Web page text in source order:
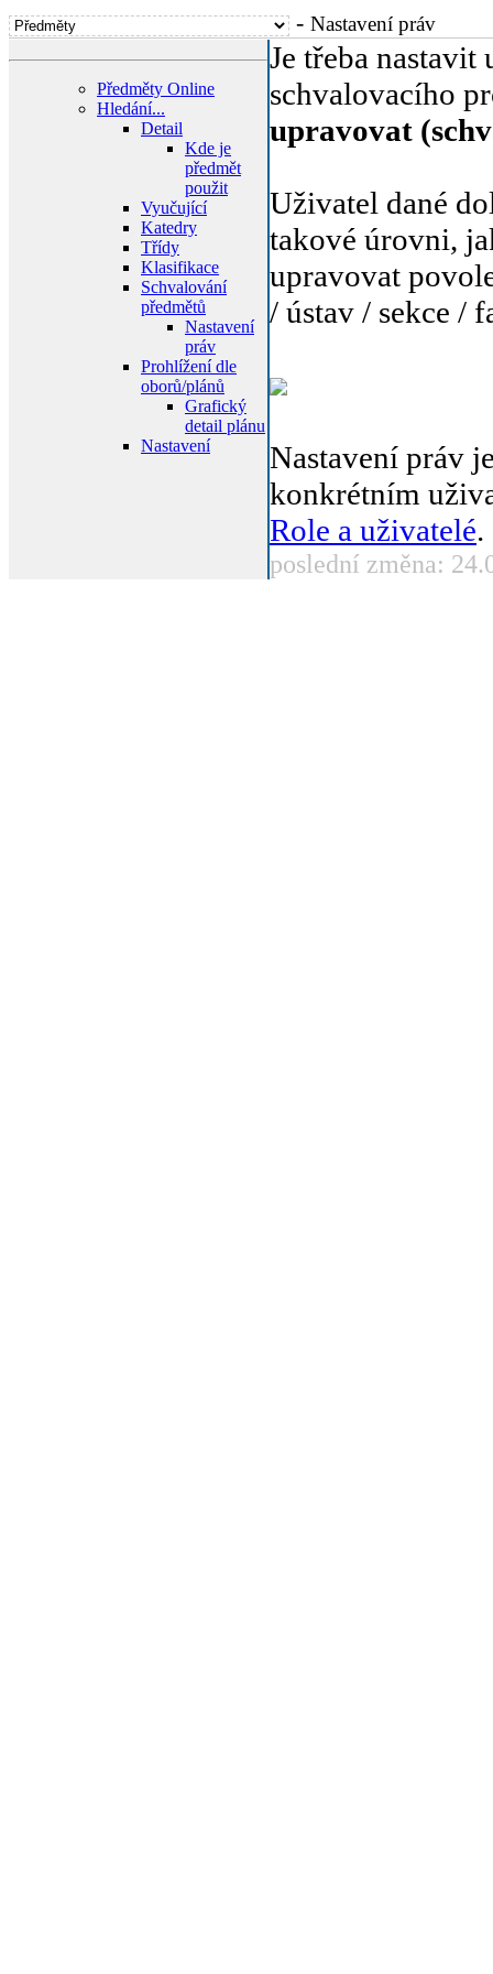
- Nastavení práv
Předměty Online
Hledání...
Detail
Kde je
předmět
použit
Vyučující
Katedry
Třídy
Klasifikace
Schvalování
předmětů
Nastavení
práv
Prohlížení dle
oborů/plánů
Grafický
detail plánu
Nastavení
Je třeba
schvalovacího
upravovat
Uživatel dané
takové úrovni,
upravovat
/ ústav / sekce /
Nastavení práv
konkrétním
Role a uživatelé.
poslední změna: